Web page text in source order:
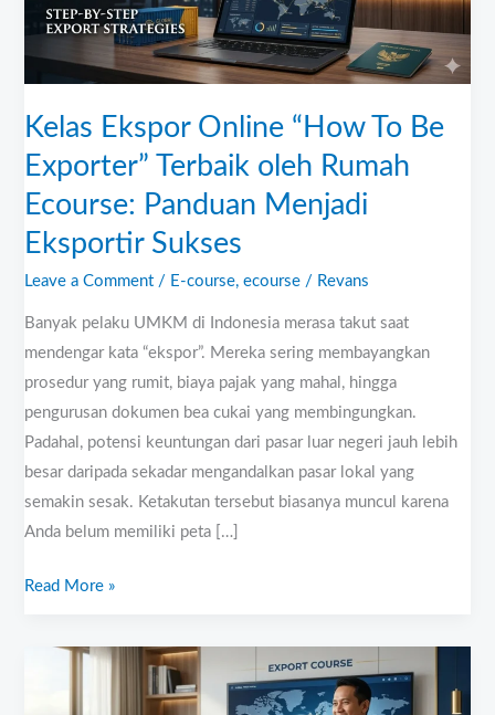
Kelas Ekspor Online “How To Be
Exporter” Terbaik oleh Rumah
Ecourse: Panduan Menjadi
Eksportir Sukses
Leave a Comment / E-course,ecourse / Revans
Banyak pelaku UMKM di Indonesia merasa takut saat
mendengar kata “ekspor”. Mereka sering membayangkan
prosedur yang rumit, biaya pajak yang mahal, hingga
pengurusan dokumen bea cukai yang membingungkan.
Padahal, potensi keuntungan dari pasar luar negeri jauh lebih
besar daripada sekadar mengandalkan pasar lokal yang
semakin sesak. Ketakutan tersebut biasanya muncul karena
Anda belum memiliki peta […]
Exporter”
Terbaik
oleh
Rumah
Panduan
Menjadi
Eksportir
Read More »